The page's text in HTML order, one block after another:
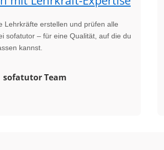
Lehrkräfte erstellen und prüfen alle
sofatutor – für eine Qualität, auf die du
kannst.
sofatutor Team